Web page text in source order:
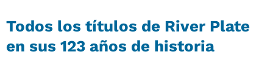
Todos los títulos de River Plate
en sus 123 años de historia